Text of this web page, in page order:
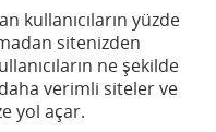
kullanıcıların yüzde
sitenizden
ne şekilde
verimli siteler ve
yol açar.